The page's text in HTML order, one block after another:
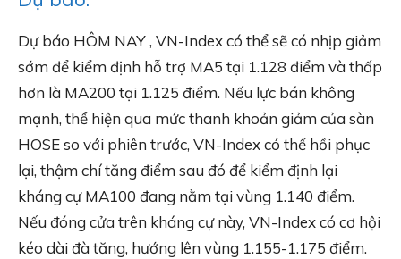
Dự báo HÔM NAY , VN-Index có thể sẽ có nhịp giảm
sớm để kiểm định hỗ trợ MA5 tại 1.128 điểm và thấp
hơn là MA200 tại 1.125 điểm. Nếu lực bán không
mạnh, thể hiện qua mức thanh khoản giảm của sàn
HOSE so với phiên trước, VN-Index có thể hồi phục
lại, thậm chí tăng điểm sau đó để kiểm định lại
kháng cự MA100 đang nằm tại vùng 1.140 điểm.
Nếu đóng cửa trên kháng cự này, VN-Index có cơ hội
kéo dài đà tăng, hướng lên vùng 1.155-1.175 điểm.